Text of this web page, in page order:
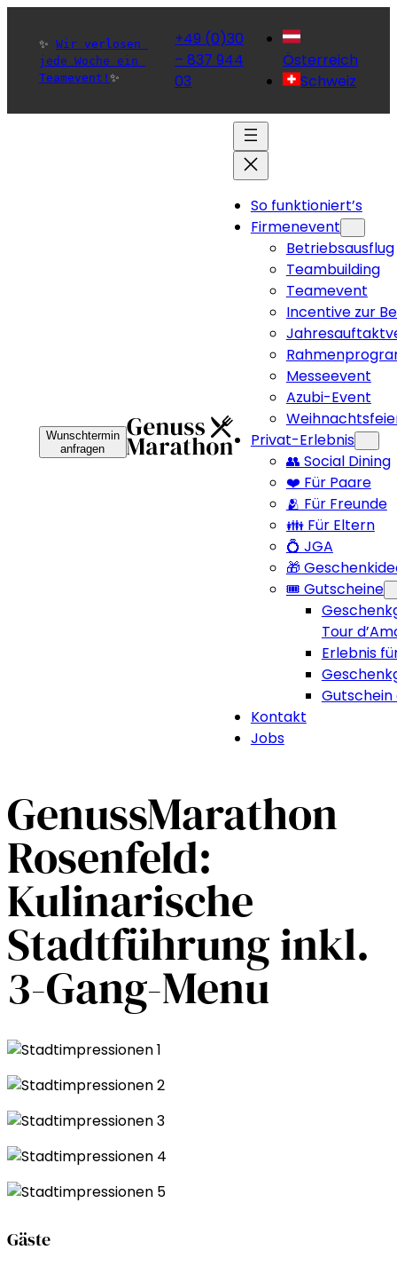
✨ Wir verlosen
jede Woche ein
Teamevent! ✨
+49 (0)30
– 837 944
03
Österreich
Schweiz
So funktioniert’s
Firmenevent
Betriebsausflug
Teambuilding
Teamevent
Incentive zur
Messeevent
Azubi-Event
Privat-Erlebnis
👥 Social Dining
❤️ Für Paare
🫂 Für Freunde
👪 Für Eltern
💍 JGA
🎁
🎟️ Gutscheine
Tour
Erlebnis
Gutschein
Kontakt
Jobs
Wunschtermin
anfragen
GenussMarathon
Rosenfeld:
Kulinarische
Stadtführung inkl.
3-Gang-Menu
Gäste